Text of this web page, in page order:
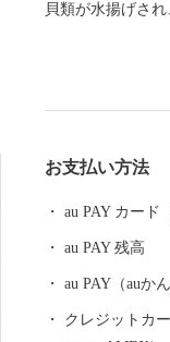
貝類が水揚げさ
定で食べられる
関して 須崎商工
0-1325 MAIL：
お支払い方法
au PAY カード
au PAY 残高
au PAY（auか
クレジットカ